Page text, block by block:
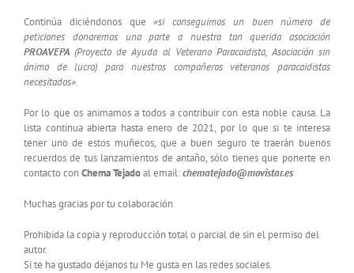
Continúa diciéndonos que«si conseguimos un buen número de
peticiones donaremos una parte a nuestra tan querida asociación
PROAVEPA(Proyecto de Ayuda al Veterano Paracaidista, Asociación sin
ánimo de lucro) para nuestros compañeros veteranos paracaidistas
necesitados».
Por lo que os animamos a todos a contribuir con esta noble causa. La
lista continua abierta hasta enero de 2021, por lo que si te interesa
tener uno de estos muñecos, que a buen seguro te traerán buenos
recuerdos de tus lanzamientos de antaño, sólo tienes que ponerte en
contacto conChema Tejadoal email:chematejado@movistar.es
Muchas gracias por tu colaboración
Prohibida la copia y reproducción total o parcial de sin el permiso del
autor.
Si te ha gustado déjanos tu Me gusta en las redes sociales.